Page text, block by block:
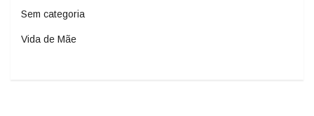
Sem categoria
Vida de Mãe